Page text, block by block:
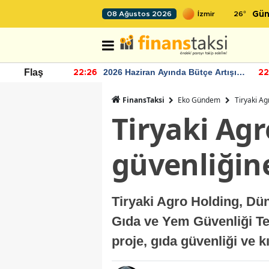
08 Ağustos 2026 26°
Flaş 22:26
2026 Haziran Ayında Bütçe Artışı
FinansTaksi Eko Gündem Tiryaki
Tiryaki
Tiryaki Agro Holding,
Gıda ve Yem Güvenliği
proje, gıda güvenliği ve